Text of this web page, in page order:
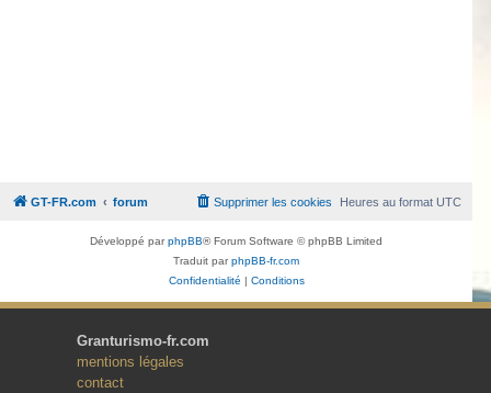
GT-FR.com forum Heures au formatUTC
Supprimer les cookies
Développé parphpBB® Forum Software © phpBB Limited
Traduit parphpBB-fr.com
Confidentialité
Conditions
Granturismo-fr.com
mentions légales
contact